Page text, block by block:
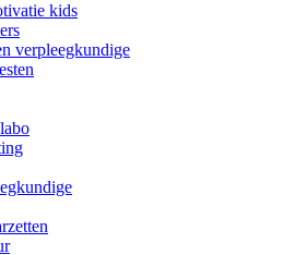
kids
verpleegkundige